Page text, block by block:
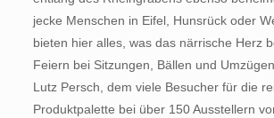
jecke Menschen in Eifel, Hunsrück oder
bieten hier alles, was das närrische Herz
Feiern bei Sitzungen, Bällen und Umzügen
Lutz Persch, dem viele Besucher für die
Produktpalette bei über 150 Ausstellern